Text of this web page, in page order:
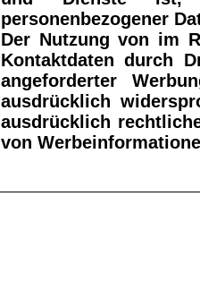
personenbezogener
Der Nutzung von im
Kontaktdaten durch
angeforderter
ausdrücklich
ausdrücklich
von